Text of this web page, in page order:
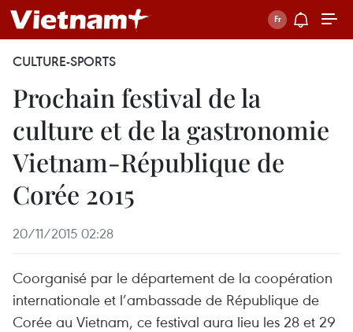
CULTURE-SPORTS
Prochain festival de la
culture et de la gastronomie
Vietnam-République de
Corée 2015
20/11/2015 02:28
Coorganisé par le département de la coopération
internationale et l’ambassade de République de
Corée au Vietnam, ce festival aura lieu les 28 et 29